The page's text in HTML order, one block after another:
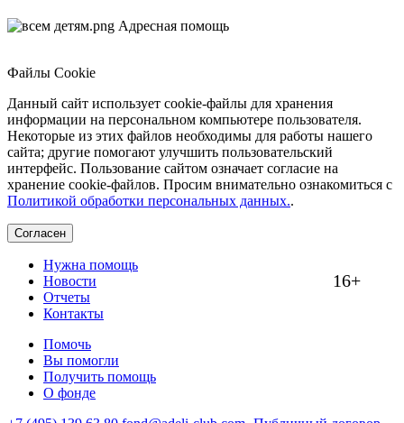
Адресная помощь
Файлы Cookie
Данный сайт использует cookie-файлы для хранения
информации на персональном компьютере пользователя.
Некоторые из этих файлов необходимы для работы нашего
сайта; другие помогают улучшить пользовательский
интерфейс. Пользование сайтом означает согласие на
хранение cookie-файлов. Просим внимательно ознакомиться с
Политикой обработки персональных данных..
Согласен
16+
Нужна помощь
Новости
Отчеты
Контакты
Помочь
Вы помогли
Получить помощь
О фонде